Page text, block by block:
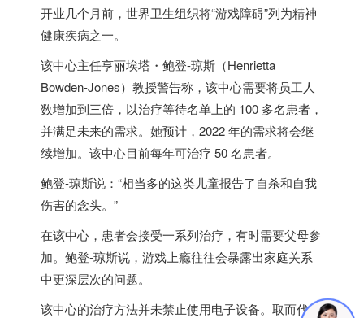
开业几个月前，世界卫生组织将“游戏障碍”列为精神
健康疾病之一。
该中心主任亨丽埃塔・鲍登-琼斯（Henrietta
Bowden-Jones）教授警告称，该中心需要将员工人
数增加到三倍，以治疗等待名单上的 100 多名患者，
并满足未来的需求。她预计，2022 年的需求将会继
续增加。该中心目前每年可治疗 50 名患者。
鲍登-琼斯说：“相当多的这类儿童报告了自杀和自我
伤害的念头。”
在该中心，患者会接受一系列治疗，有时需要父母参
加。鲍登-琼斯说，游戏上瘾往往会暴露出家庭关系
中更深层次的问题。
该中心的治疗方法并未禁止使用电子设备。取而代之